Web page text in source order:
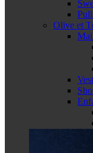
Olive et